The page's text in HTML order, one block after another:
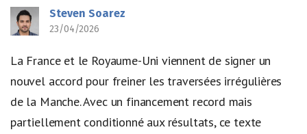
Steven Soarez
23/04/2026
La France et le Royaume-Uni viennent de signer un
nouvel accord pour freiner les traversées irrégulières
de la Manche. Avec un financement record mais
partiellement conditionné aux résultats, ce texte